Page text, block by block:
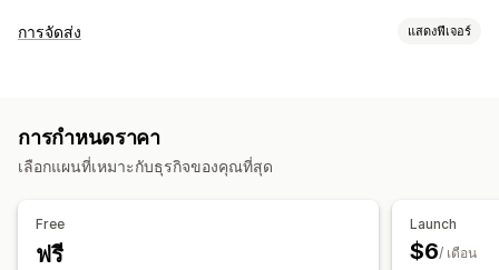
การติดตาม
ผู้ขนส่งหลายราย
API
อีเมล
การทำงานอัตโนมัติ
การจัดส่ง แสดงฟีเจอร์
การจัดการการจัดส่ง
การติดตามแบบเรียลไทม์
การกำหนดราคา
เลือกแผนที่เหมาะกับธุรกิจของคุณที่สุด
Free
ฟรี
Launch
$6/ เดือน